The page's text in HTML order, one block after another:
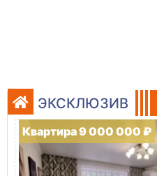
ЭКСКЛЮЗИВ
Квартира 9 000 000 ₽